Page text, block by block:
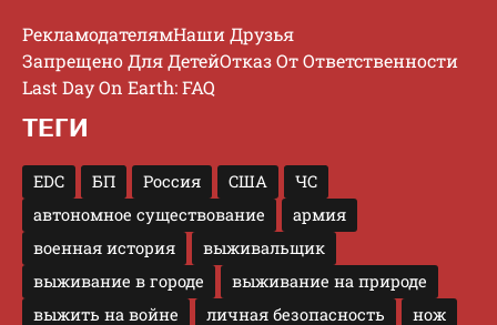
РекламодателямНаши Друзья
Запрещено Для ДетейОтказ От Ответственности
Last Day On Earth: FAQ
ТЕГИ
EDC БП Россия США
ЧС
автономное существование
армия
военная история
выживальщик
выживание в городе
выживание на природе
выжить на войне
личная безопасность нож